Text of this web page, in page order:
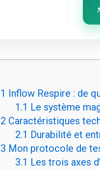
1 Inflow Respire : de
1.1 Le système
2 Caractéristiques
2.1 Durabilité et
3 Mon protocole de
3.1 Les trois axes